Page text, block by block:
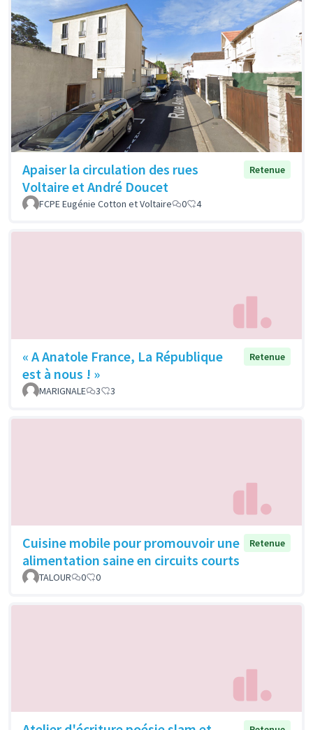
Apaiser la circulation des rues
Voltaire et André Doucet
Retenue
FCPE Eugénie Cotton et Voltaire 0 4
« A Anatole France, La République
est à nous ! »
Retenue
MARIGNALE 3 3
Cuisine mobile pour promouvoir une
alimentation saine en circuits courts
Retenue
TALOUR 0 0